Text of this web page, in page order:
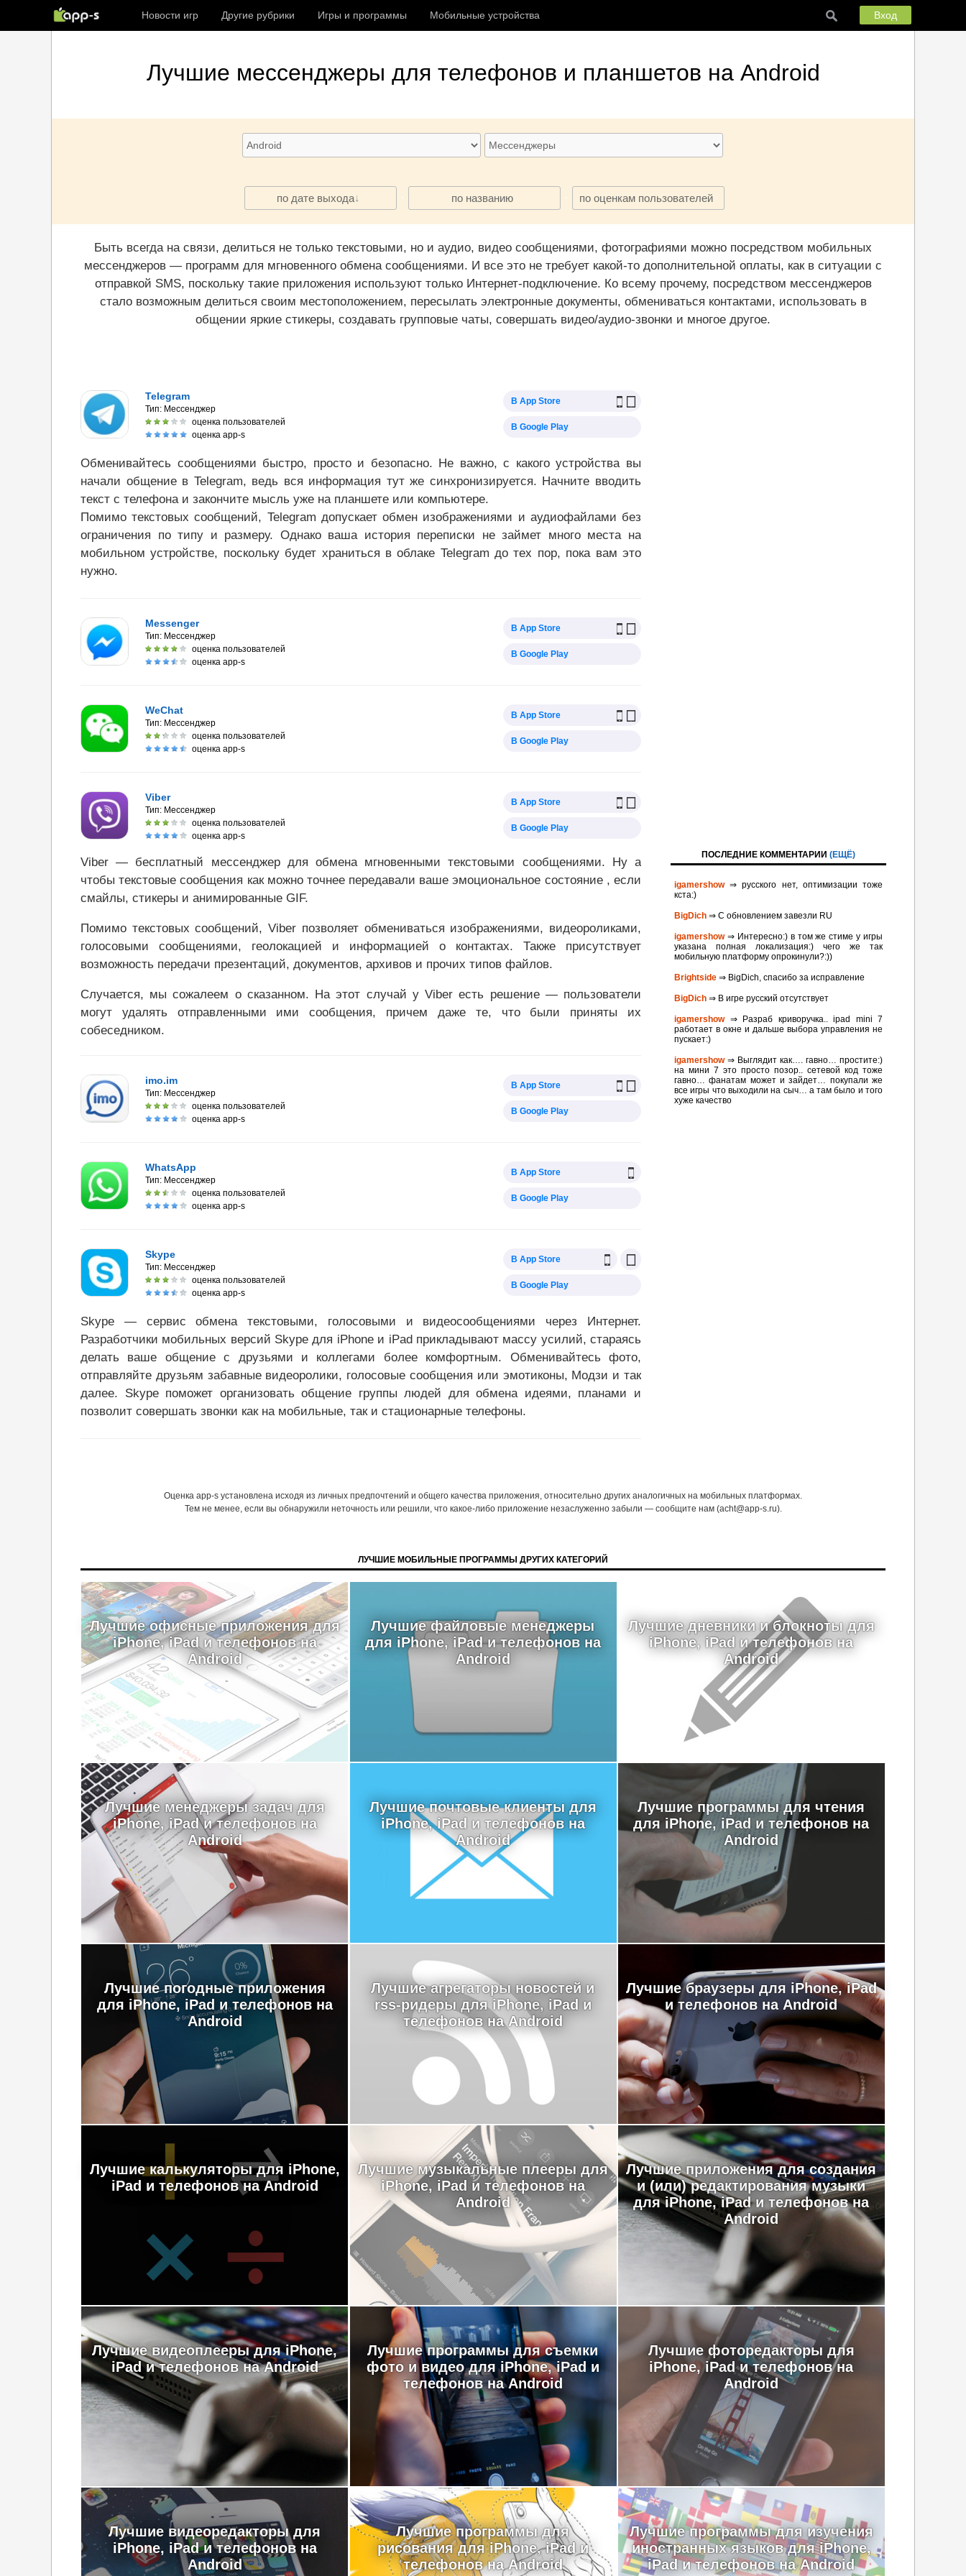
Новости игр Другие рубрики Игры и программы Мобильные устройства Вход
Лучшие мессенджеры для телефонов и планшетов на Android
по дате выхода · по названию · по оценкам пользователей
Быть всегда на связи, делиться не только текстовыми, но и аудио, видео сообщениями, фотографиями можно посредством мобильных
мессенджеров — программ для мгновенного обмена сообщениями. И все это не требует какой-то дополнительной оплаты, как в ситуации с
отправкой SMS, поскольку такие приложения используют только Интернет-подключение. Ко всему прочему, посредством мессенджеров
стало возможным делиться своим местоположением, пересылать электронные документы, обмениваться контактами, использовать в
общении яркие стикеры, создавать групповые чаты, совершать видео/аудио-звонки и многое другое.
Telegram
Тип: Мессенджер
оценка пользователей
оценка app-s
В App Store
В Google Play
Обменивайтесь сообщениями быстро, просто и безопасно. Не важно, с какого устройства вы
начали общение в Telegram, ведь вся информация тут же синхронизируется. Начните вводить
текст с телефона и закончите мысль уже на планшете или компьютере.
Помимо текстовых сообщений, Telegram допускает обмен изображениями и аудиофайлами без
ограничения по типу и размеру. Однако ваша история переписки не займет много места на
мобильном устройстве, поскольку будет храниться в облаке Telegram до тех пор, пока вам это
нужно.
Messenger
Тип: Мессенджер
оценка пользователей
оценка app-s
В App Store
В Google Play
WeChat
Тип: Мессенджер
оценка пользователей
оценка app-s
В App Store
В Google Play
Viber
Тип: Мессенджер
оценка пользователей
оценка app-s
В App Store
В Google Play
Viber — бесплатный мессенджер для обмена мгновенными текстовыми сообщениями. Ну а
чтобы текстовые сообщения как можно точнее передавали ваше эмоциональное состояние , если
смайлы, стикеры и анимированные GIF.
Помимо текстовых сообщений, Viber позволяет обмениваться изображениями, видеороликами,
голосовыми сообщениями, геолокацией и информацией о контактах. Также присутствует
возможность передачи презентаций, документов, архивов и прочих типов файлов.
Случается, мы сожалеем о сказанном. На этот случай у Viber есть решение — пользователи
могут удалять отправленными ими сообщения, причем даже те, что были приняты их
собеседником.
imo.im
Тип: Мессенджер
оценка пользователей
оценка app-s
В App Store
В Google Play
WhatsApp
Тип: Мессенджер
оценка пользователей
оценка app-s
В App Store
В Google Play
Skype
Тип: Мессенджер
оценка пользователей
оценка app-s
В App Store
В Google Play
Skype — сервис обмена текстовыми, голосовыми и видеосообщениями через Интернет.
Разработчики мобильных версий Skype для iPhone и iPad прикладывают массу усилий, стараясь
делать ваше общение с друзьями и коллегами более комфортным. Обменивайтесь фото,
отправляйте друзьям забавные видеоролики, голосовые сообщения или эмотиконы, Модзи и так
далее. Skype поможет организовать общение группы людей для обмена идеями, планами и
позволит совершать звонки как на мобильные, так и стационарные телефоны.
ПОСЛЕДНИЕ КОММЕНТАРИИ (ЕЩЁ)
igamershow⇒ русского нет, оптимизации тоже
кста:)
BigDich ⇒ С обновлением завезли RU
igamershow⇒ Интересно:) в том же стиме у игры
указана полная локализация:) чего же так
мобильную платформу опрокинули?:))
Brightside ⇒ BigDich, спасибо за исправление
BigDich ⇒ В игре русский отсутствует
igamershow⇒ Разраб криворучка.. ipad mini 7
работает в окне и дальше выбора управления не
пускает:)
igamershow⇒ Выглядит как…. гавно… простите:)
на мини 7 это просто позор.. сетевой код тоже
гавно… фанатам может и зайдет… покупали же
все игры что выходили на сыч… а там было и того
хуже качество
Оценка app-s установлена исходя из личных предпочтений и общего качества приложения, относительно других аналогичных на мобильных платформах.
Тем не менее, если вы обнаружили неточность или решили, что какое-либо приложение незаслуженно забыли — сообщите нам (acht@app-s.ru).
ЛУЧШИЕ МОБИЛЬНЫЕ ПРОГРАММЫ ДРУГИХ КАТЕГОРИЙ
Лучшие офисные приложения для
iPhone, iPad и телефонов на
Android
Лучшие файловые менеджеры
для iPhone, iPad и телефонов на
Android
Лучшие дневники и блокноты для
iPhone, iPad и телефонов на
Android
Лучшие менеджеры задач для
iPhone, iPad и телефонов на
Android
Лучшие почтовые клиенты для
iPhone, iPad и телефонов на
Android
Лучшие программы для чтения
для iPhone, iPad и телефонов на
Android
Лучшие погодные приложения
для iPhone, iPad и телефонов на
Android
Лучшие агрегаторы новостей и
rss-ридеры для iPhone, iPad и
телефонов на Android
Лучшие браузеры для iPhone, iPad
и телефонов на Android
Лучшие калькуляторы для iPhone,
iPad и телефонов на Android
Лучшие музыкальные плееры для
iPhone, iPad и телефонов на
Android
Лучшие приложения для создания
и (или) редактирования музыки
для iPhone, iPad и телефонов на
Android
Лучшие видеоплееры для iPhone,
iPad и телефонов на Android
Лучшие программы для съемки
фото и видео для iPhone, iPad и
телефонов на Android
Лучшие фоторедакторы для
iPhone, iPad и телефонов на
Android
Лучшие видеоредакторы для
iPhone, iPad и телефонов на
Android
Лучшие программы для
рисования для iPhone, iPad и
телефонов на Android
Лучшие программы для изучения
иностранных языков для iPhone,
iPad и телефонов на Android